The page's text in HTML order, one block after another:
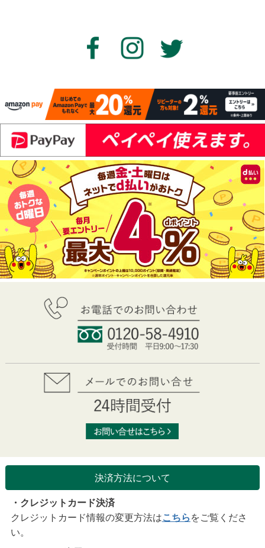
決済方法について
・クレジットカード決済
クレジットカード情報の変更方法はこちら をご覧くださ
い。